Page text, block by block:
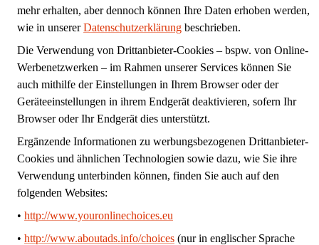
mehr erhalten, aber dennoch können Ihre Daten erhoben werden,
wie in unsererDatenschutzerklärung beschrieben.
Die Verwendung von Drittanbieter-Cookies – bspw. von Online-
Werbenetzwerken – im Rahmen unserer Services können Sie
auch mithilfe der Einstellungen in Ihrem Browser oder der
Geräteeinstellungen in ihrem Endgerät deaktivieren, sofern Ihr
Browser oder Ihr Endgerät dies unterstützt.
Ergänzende Informationen zu werbungsbezogenen Drittanbieter-
Cookies und ähnlichen Technologien sowie dazu, wie Sie ihre
Verwendung unterbinden können, finden Sie auch auf den
folgenden Websites:
• http://www.youronlinechoices.eu
• http://www.aboutads.info/choices (nur in englischer Sprache